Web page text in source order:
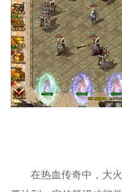
在热血传奇中，大